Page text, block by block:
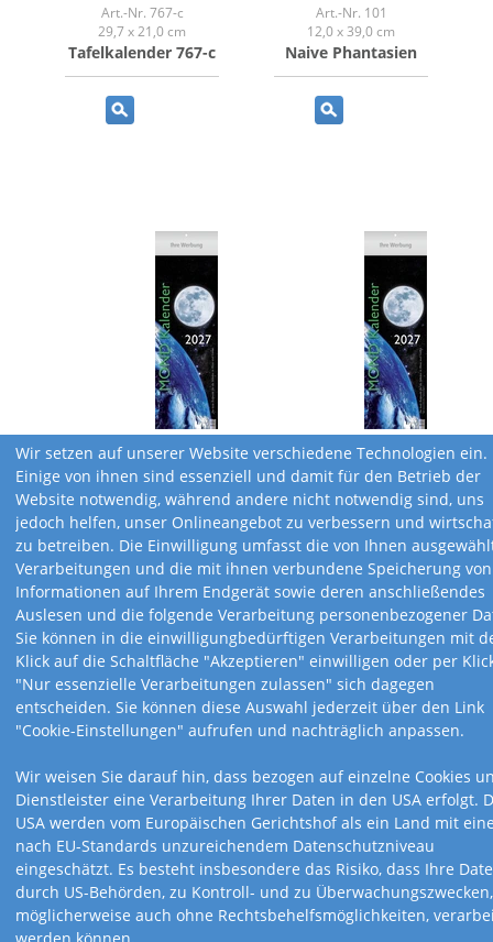
Art.-Nr. 767-c
29,7 x 21,0 cm
Tafelkalender 767-c
Art.-Nr. 101
12,0 x 39,0 cm
Naive Phantasien
Art.-Nr. 104
15,5 x 48,5 cm
Mondkalender
Art.-Nr. 104-A
15,5 x 48,5 cm
Mondkalender
(österr. Version)
Art.-Nr. 106-A
Wir setzen auf unserer Website verschiedene Technologien ein.
Einige von ihnen sind essenziell und damit für den Betrieb der
Website notwendig, während andere nicht notwendig sind, uns
jedoch helfen, unser Onlineangebot zu verbessern und
zu betreiben. Die Einwilligung umfasst die von Ihnen
Verarbeitungen und die mit ihnen verbundene Speicherung von
Informationen auf Ihrem Endgerät sowie deren anschließendes
Auslesen und die folgende Verarbeitung personenbezogener
Sie können in die einwilligungbedürftigen Verarbeitungen mit
Klick auf die Schaltfläche "Akzeptieren" einwilligen oder per
"Nur essenzielle Verarbeitungen zulassen" sich dagegen
entscheiden. Sie können diese Auswahl jederzeit über den Link
"Cookie-Einstellungen" aufrufen und nachträglich anpassen.
Wir weisen Sie darauf hin, dass bezogen auf einzelne Cookies
Dienstleister eine Verarbeitung Ihrer Daten in den USA erfolgt.
USA werden vom Europäischen Gerichtshof als ein Land mit
nach EU-Standards unzureichendem Datenschutzniveau
eingeschätzt. Es besteht insbesondere das Risiko, dass Ihre
durch US-Behörden, zu Kontroll- und zu Überwachungszwecken,
möglicherweise auch ohne Rechtsbehelfsmöglichkeiten,
werden können.